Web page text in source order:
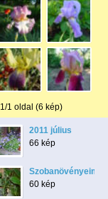
1/1 oldal (6 kép)
2011 július
66 kép
Szobanövényeim
60 kép